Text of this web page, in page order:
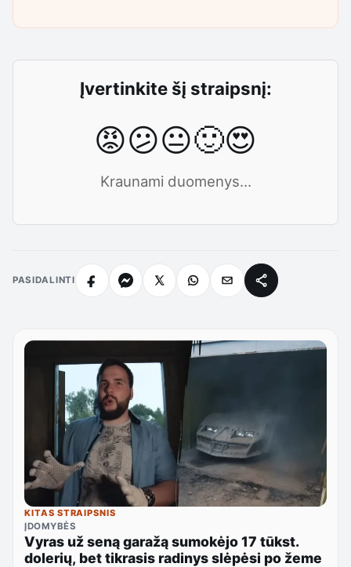
Įvertinkite šį straipsnį:
😡😕😐🙂😍
Kraunami duomenys...
PASIDALINTI
KITAS STRAIPSNIS
ĮDOMYBĖS
Vyras už seną garažą sumokėjo 17 tūkst.
dolerių, bet tikrasis radinys slėpėsi po žeme